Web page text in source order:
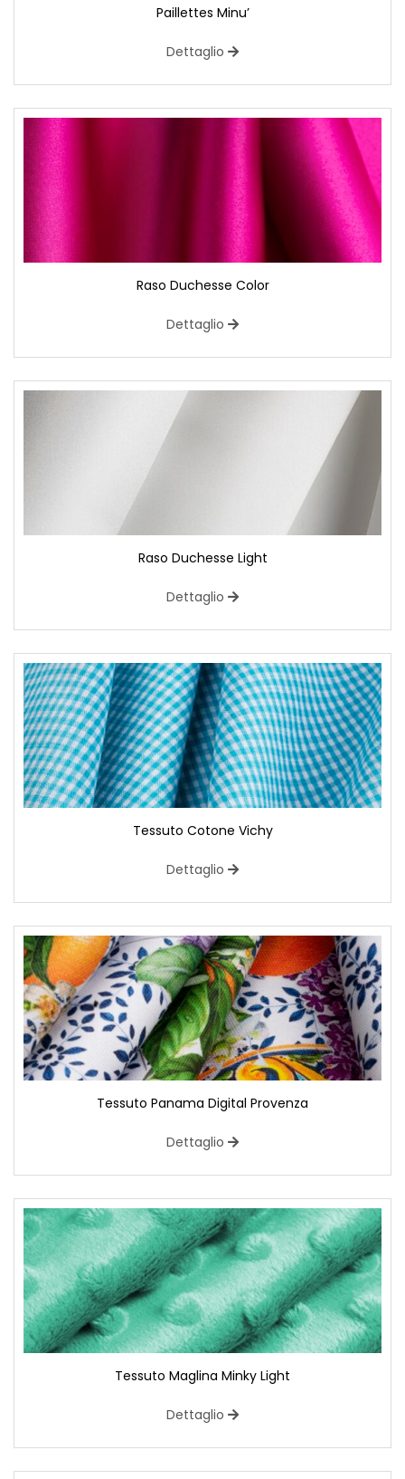
Paillettes Minu’
Dettaglio
Raso Duchesse Color
Dettaglio
Raso Duchesse Light
Dettaglio
Tessuto Cotone Vichy
Dettaglio
Tessuto Panama Digital Provenza
Dettaglio
Tessuto Maglina Minky Light
Dettaglio